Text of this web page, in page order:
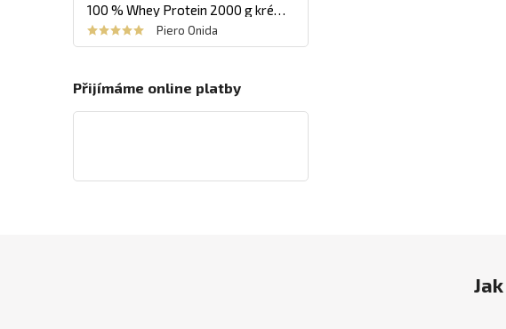
100 % Whey Protein 2000 g krémový banán
Piero Onida
Přijímáme online platby